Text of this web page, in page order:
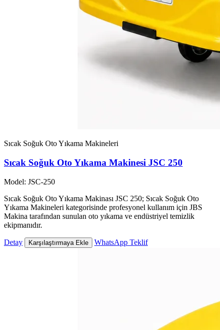
Sıcak Soğuk Oto Yıkama Makineleri
Sıcak Soğuk Oto Yıkama Makinesi JSC 250
Model: JSC-250
Sıcak Soğuk Oto Yıkama Makinası JSC 250; Sıcak Soğuk Oto
Yıkama Makineleri kategorisinde profesyonel kullanım için JBS
Makina tarafından sunulan oto yıkama ve endüstriyel temizlik
ekipmanıdır.
Detay Karşılaştırmaya Ekle WhatsApp Teklif